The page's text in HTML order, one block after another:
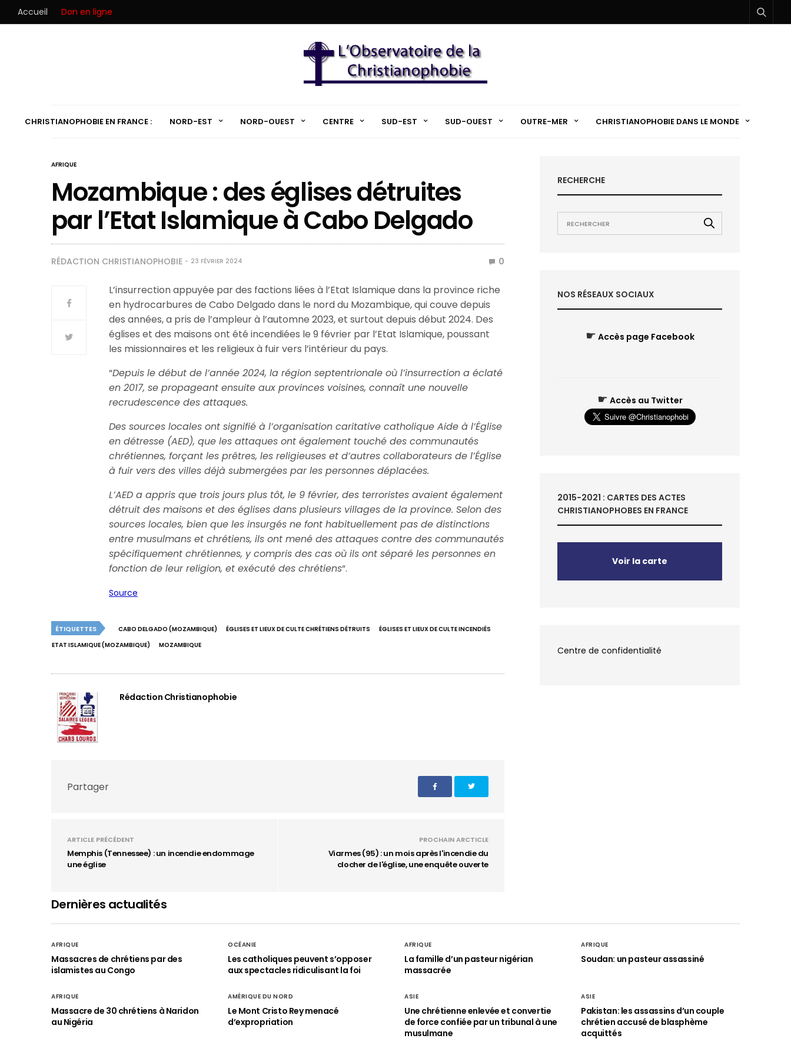
Accueil Don en ligne
CHRISTIANOPHOBIE EN FRANCE : NORD-EST NORD-OUEST CENTRE SUD-EST SUD-OUEST OUTRE-MER CHRISTIANOPHOBIE DANS LE MONDE
AFRIQUE
Mozambique : des églises détruites
par l’Etat Islamique à Cabo Delgado
RÉDACTION CHRISTIANOPHOBIE 23 FÉVRIER 2024 0
L’insurrection appuyée par des factions liées à l’Etat Islamique dans la province riche
en hydrocarbures de Cabo Delgado dans le nord du Mozambique, qui couve depuis
des années, a pris de l’ampleur à l’automne 2023, et surtout depuis début 2024. Des
églises et des maisons ont été incendiées le 9 février par l’Etat Islamique, poussant
les missionnaires et les religieux à fuir vers l’intérieur du pays.
“Depuis le début de l’année 2024, la région septentrionale où l’insurrection a éclaté
en 2017, se propageant ensuite aux provinces voisines, connaît une nouvelle
recrudescence des attaques.
Des sources locales ont signifié à l’organisation caritative catholique Aide à l’Église
en détresse (AED), que les attaques ont également touché des communautés
chrétiennes, forçant les prêtres, les religieuses et d’autres collaborateurs de l’Église
à fuir vers des villes déjà submergées par les personnes déplacées.
L’AED a appris que trois jours plus tôt, le 9 février, des terroristes avaient également
détruit des maisons et des églises dans plusieurs villages de la province. Selon des
sources locales, bien que les insurgés ne font habituellement pas de distinctions
entre musulmans et chrétiens, ils ont mené des attaques contre des communautés
spécifiquement chrétiennes, y compris des cas où ils ont séparé les personnes en
fonction de leur religion, et exécuté des chrétiens“.
Source
ÉTIQUETTES CABO DELGADO (MOZAMBIQUE) ÉGLISES ET LIEUX DE CULTE CHRÉTIENS DÉTRUITS
ÉGLISES ET LIEUX DE CULTE INCENDIÉS
ETAT ISLAMIQUE (MOZAMBIQUE)
MOZAMBIQUE
Rédaction Christianophobie
Partager
ARTICLE PRÉCÉDENT
Memphis (Tennessee) : un incendie endommage
une église
PROCHAIN ARCTICLE
Viarmes (95) : un mois après l'incendie du
clocher de l'église, une enquête ouverte
RECHERCHE
NOS RÉSEAUX SOCIAUX
☛ Accès page Facebook
☛ Accès au Twitter
2015-2021 : CARTES DES ACTES
CHRISTIANOPHOBES EN FRANCE
Voir la carte
Centre de confidentialité
Dernières actualités
AFRIQUE
Massacres de chrétiens par des
islamistes au Congo
OCÉANIE
Les catholiques peuvent s’opposer
aux spectacles ridiculisant la foi
AFRIQUE
La famille d’un pasteur nigérian
massacrée
AFRIQUE
Soudan: un pasteur assassiné
AFRIQUE
Massacre de 30 chrétiens à Naridon
au Nigéria
AMÉRIQUE DU NORD
Le Mont Cristo Rey menacé
d’expropriation
ASIE
Une chrétienne enlevée et convertie
de force confiée par un tribunal à une
musulmane
ASIE
Pakistan: les assassins d’un couple
chrétien accusé de blasphème
acquittés